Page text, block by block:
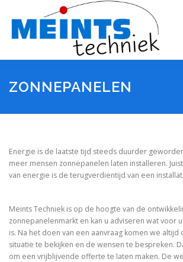
naar
inhoud
MEINTS TECHNIEK DIENSTEN
ZONNEPANELEN
Energie is de laatste tijd steeds duurder
meer mensen zonnepanelen laten installeren.
van energie is de terugverdientijd van een
Meints Techniek is op de hoogte van de
zonnepanelenmarkt en kan u adviseren wat voor
is. Na het doen van een aanvraag komen we altijd
situatie te bekijken en de wensen te bespreken.
om een vrijblijvende offerte te laten maken. De